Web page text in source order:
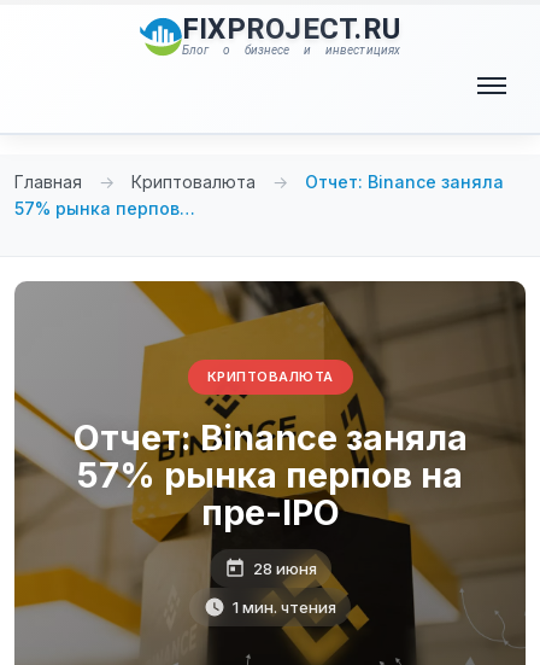
FIXPROJECT.RU
Блог о бизнесе и инвестициях
Главная → Криптовалюта →
Отчет: Binance заняла
57% рынка перпов…
КРИПТОВАЛЮТА
Отчет: Binance заняла
57% рынка перпов на
пре-IPO
28 июня
1 мин. чтения